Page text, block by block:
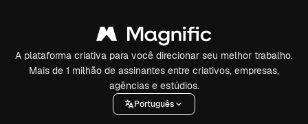
A plataforma criativa para você direcionar seu melhor trabalho.
Mais de 1 milhão de assinantes entre criativos, empresas,
agências e estúdios.
Português